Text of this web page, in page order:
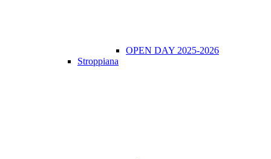
OPEN DAY 2025-2026
Stroppiana